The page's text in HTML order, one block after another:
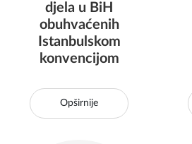
djela u BiH
obuhvaćenih
Istanbulskom
konvencijom
Opširnije